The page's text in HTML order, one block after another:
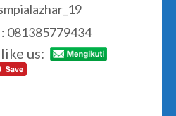
081385779434
us: